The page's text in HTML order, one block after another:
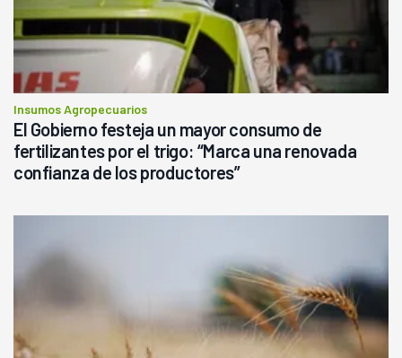
Insumos Agropecuarios
El Gobierno festeja un mayor consumo de
fertilizantes por el trigo: “Marca una renovada
confianza de los productores”